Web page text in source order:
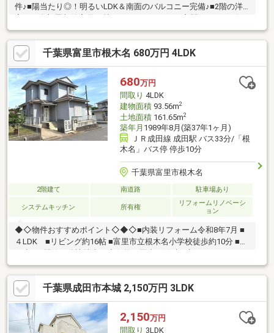
件♪■陽当たり◎！明るいLDK＆南面のバルコニー完備♪■2階の洋
ローゼットは洗面所に直結！身支度もラクラク♪■コミュニケーシ
ョンを育むリビング階段♪■賢く節約！太陽光発電システム搭載♪■
人工芝が広がる専用庭(^^♪■3台駐車可能なスペース♪【周辺地図の
おすすめポイント】■コンビニが近くいざという時に便利♪■小学
校徒歩圏内！通学安心♪■車で5分圏内に商業施設多数！住みやす
く定住率が高い富里市♪
千葉県富里市根木名 680万円 4LDK
680万円
間取り 4LDK
建物面積93.56m2
土地面積161.65m2
築年月 1989年8月(築37年1ヶ月)
ＪＲ成田線 成田駅 バス33分/「根
木名」バス停 停歩10分
千葉県富里市根木名
2階建て 南道路 駐車場あり
システムキッチン 所有権
リフォームリノベーシ
ョン
◆◇物件おすすめポイント◇◆◇■内装リフォーム令和8年7月 ■
４LDK ■リビング約16帖 ■富里市立根木名小学校徒歩約10分 ■本
す！！◆気になる物件の価格変更や、物件の状況もいち早くわか
って便利な『お気に入り追加』をぜひご利用ください♪
千葉県成田市本城 2,150万円 3LDK
2,150万円
間取り 3LDK